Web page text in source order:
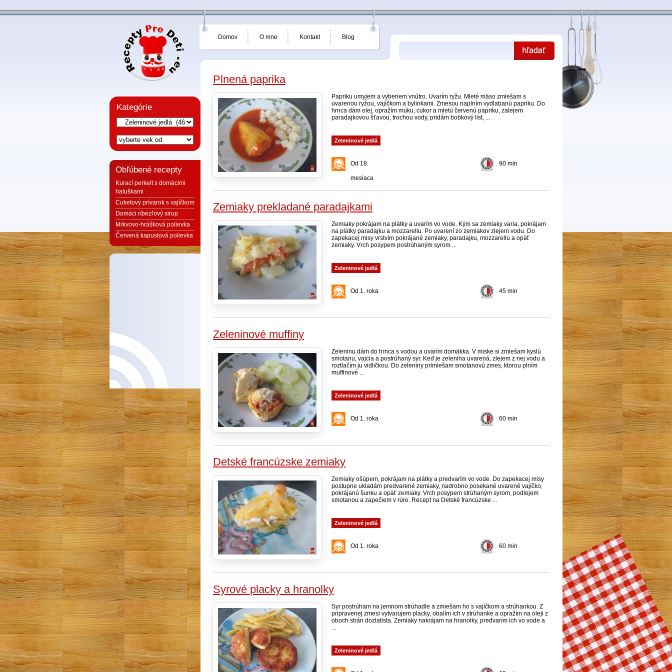
Domov O mne Kontakt Blog
Plnená paprika
Papriku umyjem a vyberiem vnútro. Uvarím ryžu. Mleté mäso zmiešam s
uvarenou ryžou, vajíčkom a bylinkami. Zmesou naplním vydlabanú papriku. Do
hrnca dám olej, opražím múku, cukor a mletú červenú papriku, zalejem
paradajkovou šťavou, trochou vody, pridám bobkový list, ...
Zeleninové jedlá
Od 18.
mesiaca
90 min
Zemiaky prekladané paradajkami
Zemiaky pokrájam na plátky a uvarím vo vode. Kým sa zemiaky varia, pokrájam
na plátky paradajku a mozzarellu. Po uvarení zo zemiakov zlejem vodu. Do
zapekacej misy vrstvím pokrájané zemiaky, paradajku, mozzarellu a opäť
zemiaky. Vrch posypem postrúhaným syrom ...
Zeleninové jedlá
Od 1. roka 45 min
Zeleninové muffiny
Zeleninu dám do hrnca s vodou a uvarím domäkka. V miske si zmiešam kyslú
smotanu, vajcia a postrúhaný syr. Keď je zelenina uvarená, zlejem z nej vodu a
roztlačím ju vidličkou. Do zeleniny primiešam smotanovú zmes, ktorou plním
muffinové ...
Zeleninové jedlá
Od 1. roka 60 min
Detské francúzske zemiaky
Zemiaky ošúpem, pokrájam na plátky a predvarím vo vode. Do zapekacej misy
postupne ukladám predvarené zemiaky, nadrobno posekané uvarené vajíčko,
pokrájanú šunku a opäť zemiaky. Vrch posypem strúhaným syrom, podlejem
smotanou a zapečiem v rúre. Recept na Detské francúzske ...
Zeleninové jedlá
Od 1. roka 60 min
Syrové placky a hranolky
Syr postrúham na jemnom strúhadle a zmiešam ho s vajíčkom a strúhankou. Z
pripravenej zmesi vytvarujem placky, obalím ich v strúhanke a opražím na oleji z
oboch strán dozlatista. Zemiaky nakrájam na hranolky, predvarím ich vo vode a
Zeleninové jedlá
Kategórie
Obľúbené recepty
Kurací perkelt s domácimi
haluškami
Cuketový prívarok s vajíčkom
Domáci ríbezľový sirup
Mrkvovo-hrášková polievka
Červená kapustová polievka